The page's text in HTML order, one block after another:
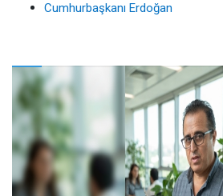
Cumhurbaşkanı Erdoğan